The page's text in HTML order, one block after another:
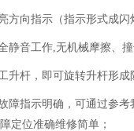
方向指示（指示形式成闪
静音工作,无机械摩擦、撞
升杆，即可旋转升杆形成
障指示明确，可通过参
定位准确维修简单；